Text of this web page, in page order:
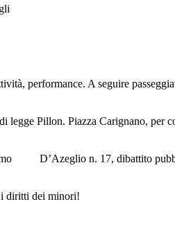
performance. A seguire
Pillon. Piazza Carignano, per
D’Azeglio n. 17, dibattito
i diritti dei minori!